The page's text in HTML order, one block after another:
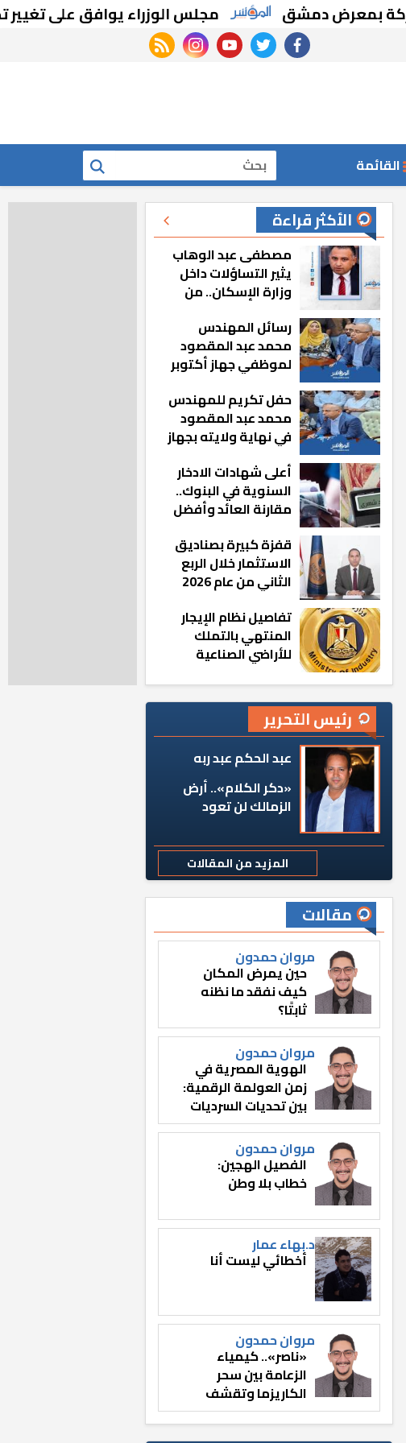
دمشق مجلس الوزراء يوافق على تغيير
facebook
twitter
youtube
instagram
rss feed
القائمة بحث
الأكثر قراءة
مصطفى عبد الوهاب
يثير التساؤلات داخل
وزارة الإسكان.. من
المناصب؟
رسائل المهندس
محمد عبد المقصود
لموظفي جهاز أكتوبر
مشيت والمدينة
رجعت للخلف»
حفل تكريم للمهندس
محمد عبد المقصود
في نهاية ولايته بجهاز
أعلى شهادات الادخار
السنوية في البنوك..
مقارنة العائد وأفضل
قفزة كبيرة بصناديق
الاستثمار خلال الربع
الثاني من عام 2026
تفاصيل نظام الإيجار
المنتهي بالتملك
للأراضي الصناعية
رئيس التحرير
عبد الحكم عبد ربه
«دكر الكلام».. أرض
الزمالك لن تعود
المزيد من المقالات
مقالات
مروان حمدون
حين يمرض المكان
كيف نفقد ما نظنه
ثابتًا؟
مروان حمدون
الهوية المصرية في
زمن العولمة الرقمية:
بين تحديات السرديات
وصناعة الوعي
مروان حمدون
الفصيل الهجين:
خطاب بلا وطن
د.بهاء عمار
أخطائي ليست أنا
مروان حمدون
«ناصر».. كيمياء
الزعامة بين سحر
الكاريزما وتقشف
الثائر